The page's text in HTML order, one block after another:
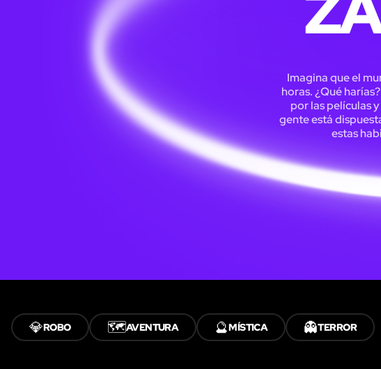
Imagina que el
horas. ¿Qué
por las películas
gente está
estas
💎ROBO 🗺️AVENTURA 🔮MÍSTICA 👻TERROR